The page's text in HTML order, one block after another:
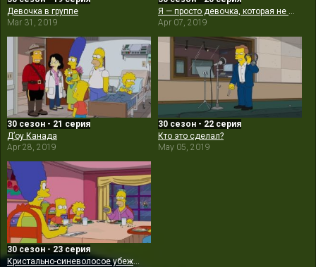
Девочка в группе
Mar 31, 2019
Я — просто девочка, которая не может ответить «Д’оу»
Apr 07, 2019
30 сезон - 21 серия
Д’оу Канада
Apr 28, 2019
30 сезон - 22 серия
Кто это сделал?
May 05, 2019
30 сезон - 23 серия
Кристально-синеволосое убеждение